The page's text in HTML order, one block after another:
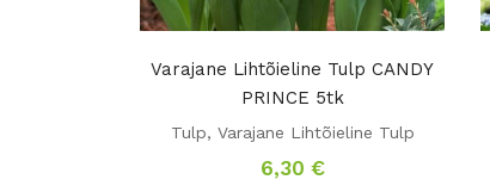
Varajane Lihtõieline Tulp CANDY
PRINCE 5tk
Tulp, Varajane Lihtõieline Tulp
6,30 €